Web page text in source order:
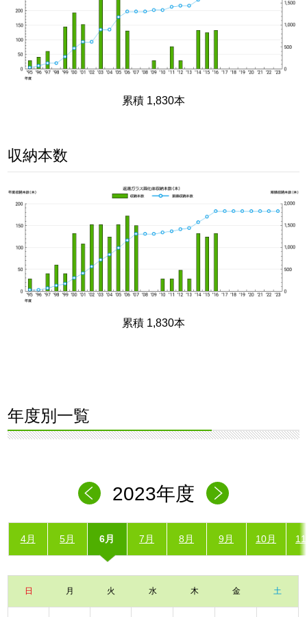
累積 1,830本
収納本数
累積 1,830本
年度別一覧
2023年度
4月 5月 6月 7月 8月 9月 10月
日 月 火 水 木 金 土